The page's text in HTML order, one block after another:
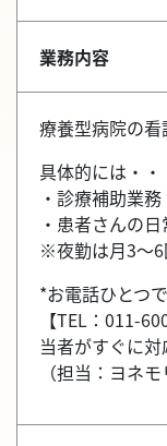
業務内容
療養型病院の看
具体的には・・
・診療補助業務
・患者さんの
※夜勤は月3～6
*お電話ひとつ
【TEL：011-
当者がすぐに対
（担当：ヨネモ